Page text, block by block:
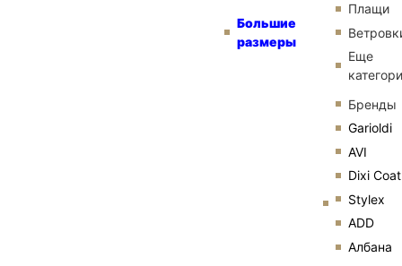
Большие
размеры
Плащи
Еще
Бренды
Garioldi
AVI
Dixi Coat
Stylex
ADD
Албана